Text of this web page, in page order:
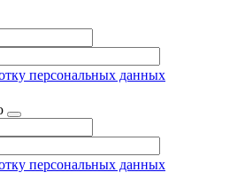
персональных данных
персональных данных